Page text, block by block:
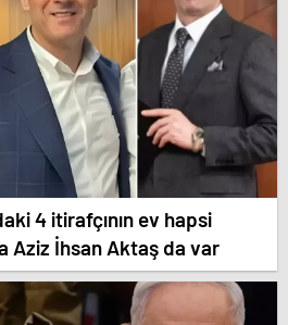
4 itirafçının ev hapsi
Aziz İhsan Aktaş da var